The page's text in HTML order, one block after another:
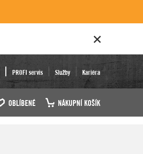
PROFI servis Služby Kariéra
OBLÍBENÉ NÁKUPNÍ KOŠÍK